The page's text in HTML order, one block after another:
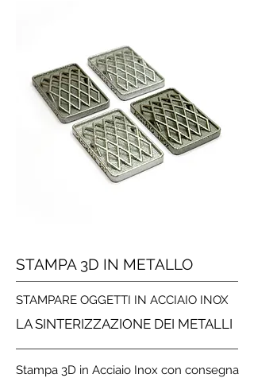
STAMPA 3D IN METALLO
STAMPARE OGGETTI IN ACCIAIO INOX
LA SINTERIZZAZIONE DEI METALLI
Stampa 3D in Acciaio Inox con consegna